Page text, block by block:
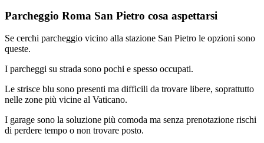
Parcheggio Roma San Pietro cosa aspettarsi
Se cerchi parcheggio vicino alla stazione San Pietro le opzioni sono
queste.
I parcheggi su strada sono pochi e spesso occupati.
Le strisce blu sono presenti ma difficili da trovare libere, soprattutto
nelle zone più vicine al Vaticano.
I garage sono la soluzione più comoda ma senza prenotazione rischi
di perdere tempo o non trovare posto.